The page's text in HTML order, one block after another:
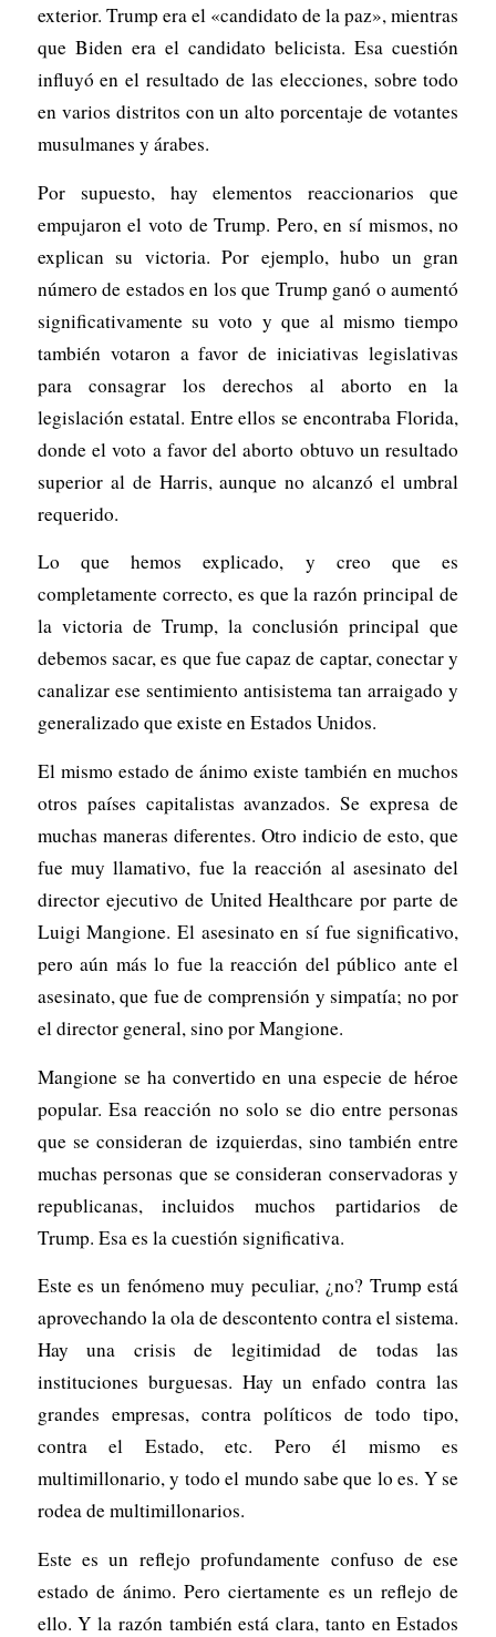
exterior. Trump era el «candidato de la paz», mientras
que Biden era el candidato belicista. Esa cuestión
influyó en el resultado de las elecciones, sobre todo
en varios distritos con un alto porcentaje de votantes
musulmanes y árabes.
Por supuesto, hay elementos reaccionarios que
empujaron el voto de Trump. Pero, en sí mismos, no
explican su victoria. Por ejemplo, hubo un gran
número de estados en los que Trump ganó o aumentó
significativamente su voto y que al mismo tiempo
también votaron a favor de iniciativas legislativas
para consagrar los derechos al aborto en la
legislación estatal. Entre ellos se encontraba Florida,
donde el voto a favor del aborto obtuvo un resultado
superior al de Harris, aunque no alcanzó el umbral
requerido.
Lo que hemos explicado, y creo que es
completamente correcto, es que la razón principal de
la victoria de Trump, la conclusión principal que
debemos sacar, es que fue capaz de captar, conectar y
canalizar ese sentimiento antisistema tan arraigado y
generalizado que existe en Estados Unidos.
El mismo estado de ánimo existe también en muchos
otros países capitalistas avanzados. Se expresa de
muchas maneras diferentes. Otro indicio de esto, que
fue muy llamativo, fue la reacción al asesinato del
director ejecutivo de United Healthcare por parte de
Luigi Mangione. El asesinato en sí fue significativo,
pero aún más lo fue la reacción del público ante el
asesinato, que fue de comprensión y simpatía; no por
el director general, sino por Mangione.
Mangione se ha convertido en una especie de héroe
popular. Esa reacción no solo se dio entre personas
que se consideran de izquierdas, sino también entre
muchas personas que se consideran conservadoras y
republicanas, incluidos muchos partidarios de
Trump. Esa es la cuestión significativa.
Este es un fenómeno muy peculiar, ¿no? Trump está
aprovechando la ola de descontento contra el sistema.
Hay una crisis de legitimidad de todas las
instituciones burguesas. Hay un enfado contra las
grandes empresas, contra políticos de todo tipo,
contra el Estado, etc. Pero él mismo es
multimillonario, y todo el mundo sabe que lo es. Y se
rodea de multimillonarios.
Este es un reflejo profundamente confuso de ese
estado de ánimo. Pero ciertamente es un reflejo de
ello. Y la razón también está clara, tanto en Estados